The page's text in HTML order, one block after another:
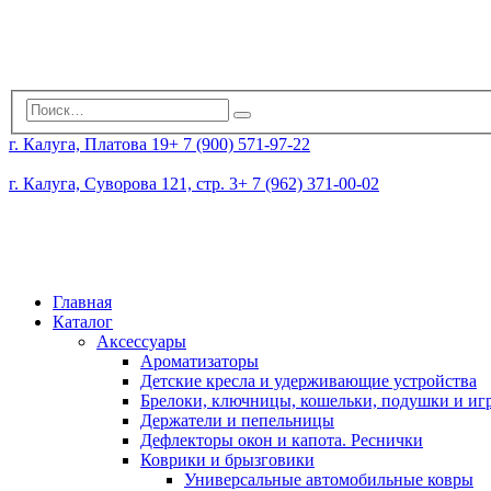
г. Калуга, Платова 19+ 7 (900) 571-97-22
г. Калуга, Суворова 121, стр. 3+ 7 (962) 371-00-02
Главная
Каталог
Аксессуары
Ароматизаторы
Детские кресла и удерживающие устройства
Брелоки, ключницы, кошельки, подушки и
Держатели и пепельницы
Дефлекторы окон и капота. Реснички
Коврики и брызговики
Универсальные автомобильные ковры